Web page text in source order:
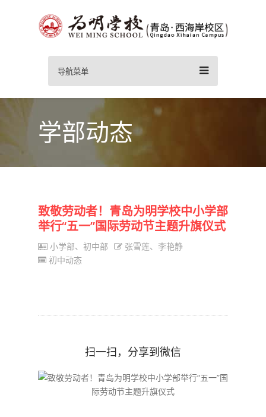
导航菜单
学部动态
致敬劳动者！青岛为明学校中小学部
举行“五一”国际劳动节主题升旗仪式
小学部、初中部
张雪莲、李艳静
初中动态
扫一扫，分享到微信